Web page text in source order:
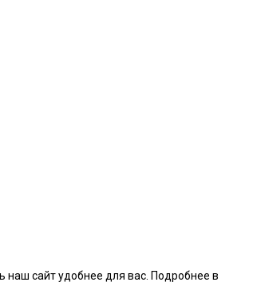
наш сайт удобнее для вас. Подробнее в